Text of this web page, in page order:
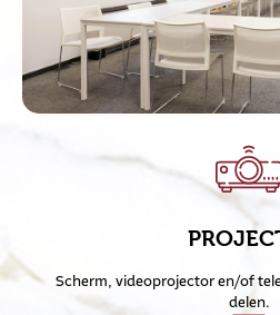
Scherm, videoprojector en/of
delen.